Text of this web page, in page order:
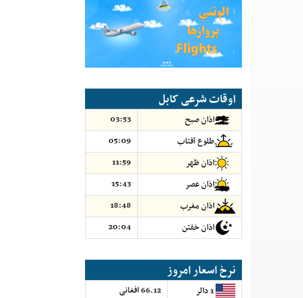
اوقات شرعی کابل
اذان صبح
03:53
طلوع آفتاب
05:09
اذان ظهر
11:59
اذان عصر
15:43
اذان مغرب
18:48
اذان خفتن
20:04
نرخ اسعار امروز
66.12 افغانی